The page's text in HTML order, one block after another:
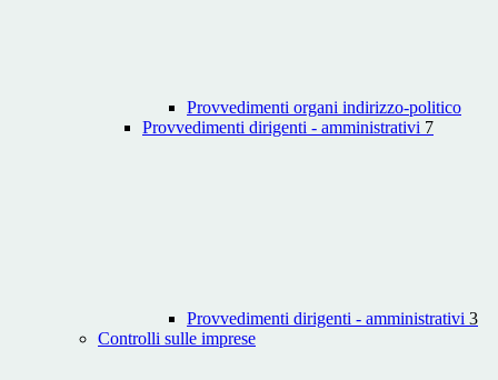
Provvedimenti organi indirizzo-politico
Provvedimenti dirigenti - amministrativi 7
Provvedimenti dirigenti - amministrativi 3
Controlli sulle imprese